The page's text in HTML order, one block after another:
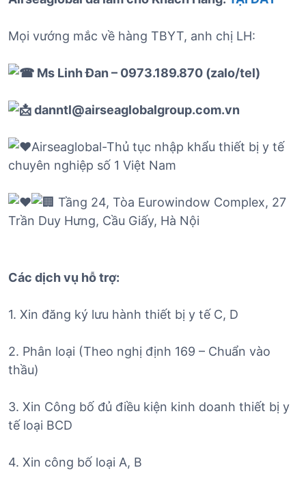
Mọi vướng mắc về hàng TBYT, anh chị LH:
Ms Linh Đan – 0973.189.870 (zalo/tel)
danntl@airseaglobalgroup.com.vn
Airseaglobal-Thủ tục nhập khẩu thiết bị y tế
chuyên nghiệp số 1 Việt Nam
Tầng 24, Tòa Eurowindow Complex, 27
Trần Duy Hưng, Cầu Giấy, Hà Nội
Các dịch vụ hỗ trợ:
1. Xin đăng ký lưu hành thiết bị y tế C, D
2. Phân loại (Theo nghị định 169 – Chuẩn vào
thầu)
3. Xin Công bố đủ điều kiện kinh doanh thiết bị y
tế loại BCD
4. Xin công bố loại A, B